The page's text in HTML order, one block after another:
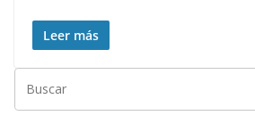
Leer más